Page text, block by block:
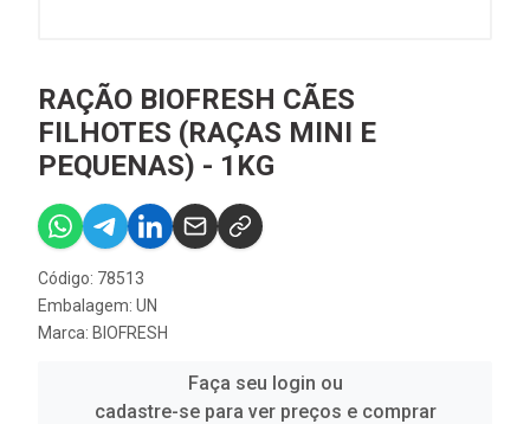
RAÇÃO BIOFRESH CÃES
FILHOTES (RAÇAS MINI E
PEQUENAS) - 1KG
Código: 78513
Embalagem: UN
Marca: BIOFRESH
Faça seu login ou
cadastre-se para ver preços e comprar